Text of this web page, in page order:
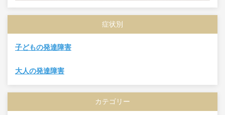
症状別
子どもの発達障害
大人の発達障害
カテゴリー